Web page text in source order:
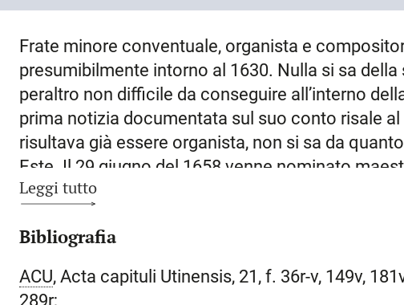
Frate minore conventuale, organista e
presumibilmente intorno al 1630. Nulla si sa
peraltro non difficile da conseguire all’interno
prima notizia documentata sul suo conto risale
risultava già essere organista, non si sa da
Este . Il 29 giugno del 1658 venne nominato
Montagnana (Padova)
in sostituzione di
canto fermo e della polifonia ai chierici. Si
chiesa di S. Lorenzo aVicenza. Di qui passò, il
Leggi tutto
Bibliografia
ACU, Acta capituli Utinensis, 21, f. 36r-v, 149v,
289r;